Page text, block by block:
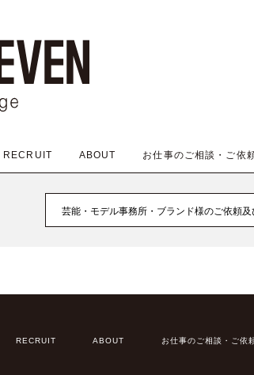
RECRUIT ABOUT お仕事のご相談・ご依
芸能・モデル事務所・ブランド様のご依頼
RECRUIT ABOUT お仕事のご相談・ご依